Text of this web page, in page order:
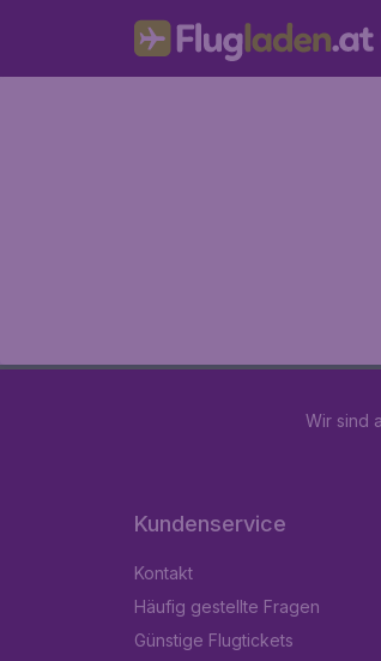
Wir sind
Kundenservice
Kontakt
Häufig gestellte Fragen
Günstige Flugtickets